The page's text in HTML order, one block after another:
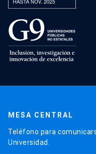
MESA CENTRAL
Teléfono para
Universidad.